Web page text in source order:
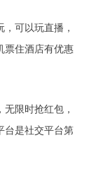
可以玩直播，
票住酒店有优惠
限时抢红包，
台是社交平台第